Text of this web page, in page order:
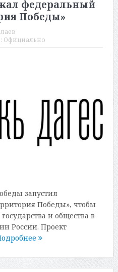
федеральный
Победы»
Официально
запустил
Победы», чтобы
и общества в
России. Проект